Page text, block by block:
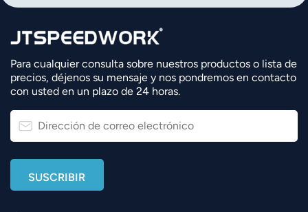
Para cualquier consulta sobre nuestros productos o lista de
precios, déjenos su mensaje y nos pondremos en contacto
con usted en un plazo de 24 horas.